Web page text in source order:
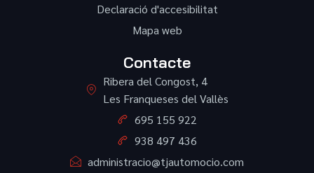
Declaració d'accesibilitat
Mapa web
Contacte
Ribera del Congost, 4
Les Franqueses del Vallès
695 155 922
938 497 436
administracio@tjautomocio.com